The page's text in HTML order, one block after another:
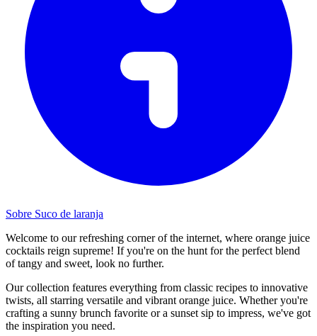
Sobre Suco de laranja
Welcome to our refreshing corner of the internet, where orange juice
cocktails reign supreme! If you're on the hunt for the perfect blend
of tangy and sweet, look no further.
Our collection features everything from classic recipes to innovative
twists, all starring versatile and vibrant orange juice. Whether you're
crafting a sunny brunch favorite or a sunset sip to impress, we've got
the inspiration you need.